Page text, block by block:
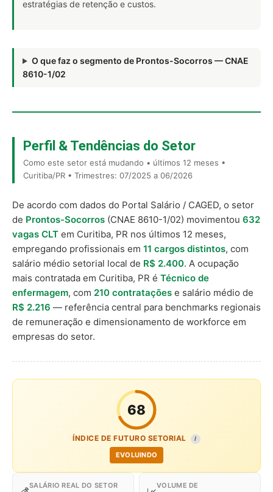
estratégias de retenção e custos.
O que faz o segmento de Prontos-Socorros — CNAE
8610-1/02
Perfil & Tendências do Setor
Como este setor está mudando • últimos 12 meses •
Curitiba/PR • Trimestres: 07/2025 a 06/2026
De acordo com dados do Portal Salário / CAGED, o setor
de Prontos-Socorros (CNAE 8610-1/02) movimentou 632
vagas CLT em Curitiba, PR nos últimos 12 meses,
empregando profissionais em 11 cargos distintos, com
salário médio setorial local de R$ 2.400. A ocupação
mais contratada em Curitiba, PR é Técnico de
enfermagem, com 210 contratações e salário médio de
R$ 2.216 — referência central para benchmarks regionais
de remuneração e dimensionamento de workforce em
empresas do setor.
68
ÍNDICE DE FUTURO SETORIAL I
EVOLUINDO
SALÁRIO REAL DO SETOR VOLUME DE